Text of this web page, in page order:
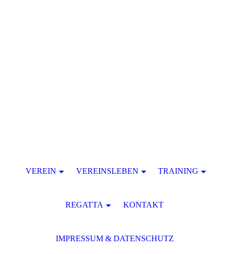
VEREIN VEREINSLEBEN TRAINING
REGATTA KONTAKT
IMPRESSUM & DATENSCHUTZ